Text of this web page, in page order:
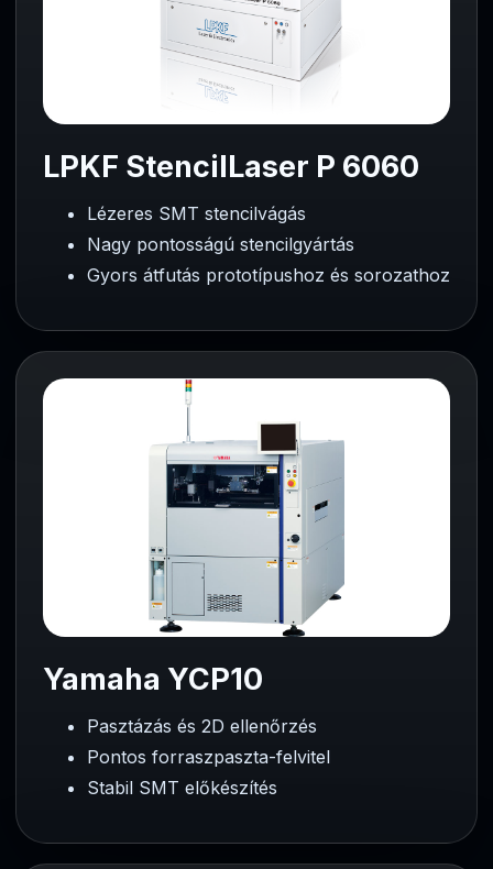
LPKF StencilLaser P 6060
Lézeres SMT stencilvágás
Nagy pontosságú stencilgyártás
Gyors átfutás prototípushoz és sorozathoz
Yamaha YCP10
Pasztázás és 2D ellenőrzés
Pontos forraszpaszta-felvitel
Stabil SMT előkészítés